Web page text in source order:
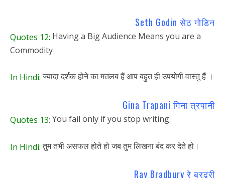
Seth Godin सेठ गोडिन
Quotes 12: Having a Big Audience Means you are a
Commodity
In Hindi:ज्यादा दर्शक होने का मतलब हैं आप बहुत ही उपयोगी वास्तु हैं ।
Gina Trapani गिना त्रपानी
Quotes 13: You fail only if you stop writing.
In Hindi:तुम तभी असफल होते हो जब तुम लिखना बंद कर देते हो।
Ray Bradbury रे ब्रद्बुरी